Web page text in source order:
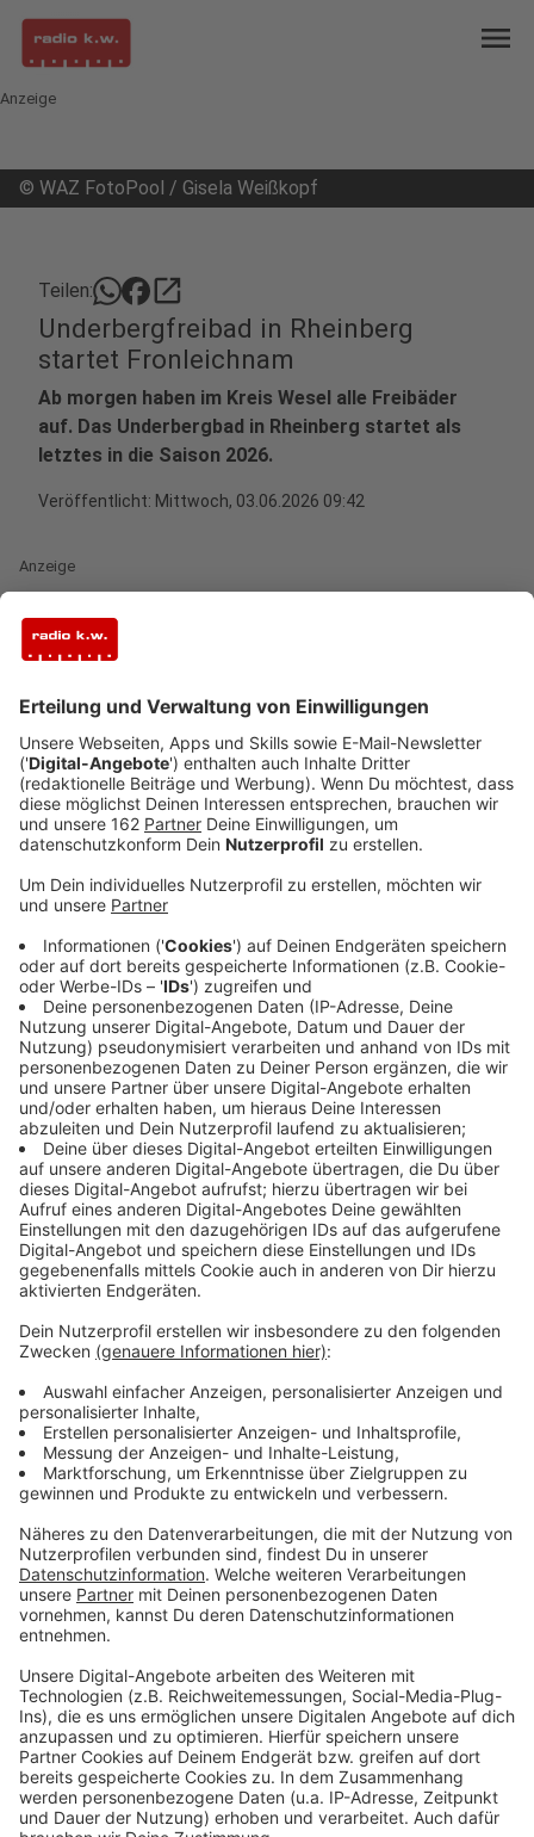
menu
Anzeige
© WAZ FotoPool / Gisela Weißkopf
Teilen: open_in_new
Underbergfreibad in Rheinberg
startet Fronleichnam
Ab morgen haben im Kreis Wesel alle Freibäder
auf. Das Underbergbad in Rheinberg startet als
letztes in die Saison 2026.
Veröffentlicht: Mittwoch, 03.06.2026 09:42
Anzeige
Das Underbergbad im Rheinberger Stadtwald öffnet
letzte Freibad im Kreis Wesel in die Saison 2026. Die
anderen Bäder in der Region haben schon auf: das
Rheinbad Wesel, die Xantener Südsee, das Solimare in
Moers, das Bettenkamper Meer, der Freizeitsee
Alpen-Menzelen, der Tenderingssee in Hünxe, das
Panoramabad Pappelsee in Kamp-Lintfort und das
Freibad Hamminkeln-Dingden, sowie das Freibad in
Voerde. Viele von ihnen haben schon zu Pfingsten
Tausende Besucher gezählt. Das Underbergbad zieht
jetzt nach – bei Regen und Wind. Bürgermeister
Richter nimmt's gelassen. Er sagt: Nächste Woche soll
das Wetter besser werden. Die Eintrittspreise bleiben
unverändert. Erwachsene zahlen vier Euro, Kinder zwei
Euro. Unter der Woche ist das Bad von 13 bis 19 Uhr
geöffnet. An Wochenenden und Feiertagen von 10 bis
19 Uhr. In den Sommerferien täglich von 10 bis 20 Uhr.
Anzeige
Warum das Underbergbad in Rheinberg so
spät öffnet
Anzeige
Warum öffnet das Rheinberger Freibad so spät? Die
Antwort liegt in den umfangreichen Vorbereitungen.
Nach der Wintersaison bleiben die Becken zunächst
dauert allein mehrere Tage. Dann folgen
Reinigungsarbeiten, Fliesenreparaturen und die
Wartung der gesamten Wasseraufbereitungsanlage.
Rutsche und Sprungtürme müssen vom TÜV
defekte Druckerhöhungsanlage dazu – die musste
komplett erneuert werden. Zusätzlich kämpft die
Stadt Rheinberg mit Personalmangel im Bäderbetrieb.
Eine Vollzeitstelle als Fachangestellte oder
Fachangestellter für Bäderbetriebe ist aktuell vakant.
Die DLRG Rheinberg springt an den Wochenenden mit